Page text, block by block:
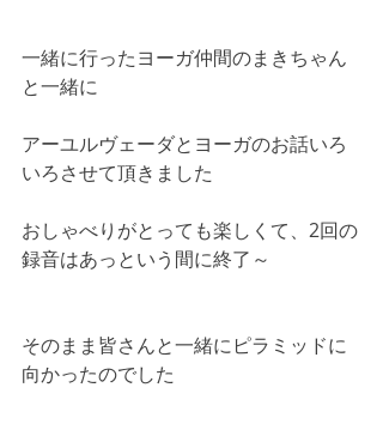
一緒に行ったヨーガ仲間のまきちゃん
と一緒に
アーユルヴェーダとヨーガのお話いろ
いろさせて頂きました
おしゃべりがとっても楽しくて、2回の
録音はあっという間に終了～
そのまま皆さんと一緒にピラミッドに
向かったのでした